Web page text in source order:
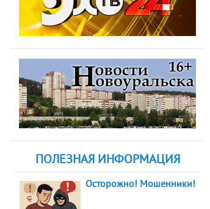
ПОЛЕЗНАЯ ИНФОРМАЦИЯ
Осторожно! Мошенники!